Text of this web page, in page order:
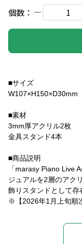
個数：
■サイズ
W107×H150×D30mm
■素材
3mm厚アクリル2枚
金具スタンド4本
■商品説明
「marasy Piano Live
ジュアルを2層のアク
飾りスタンドとして存
※【2026年1月上旬順